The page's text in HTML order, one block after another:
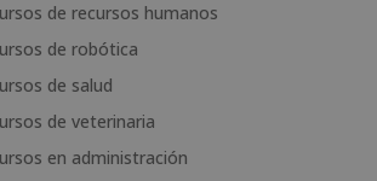
de recursos humanos
de robótica
de salud
de veterinaria
en administración